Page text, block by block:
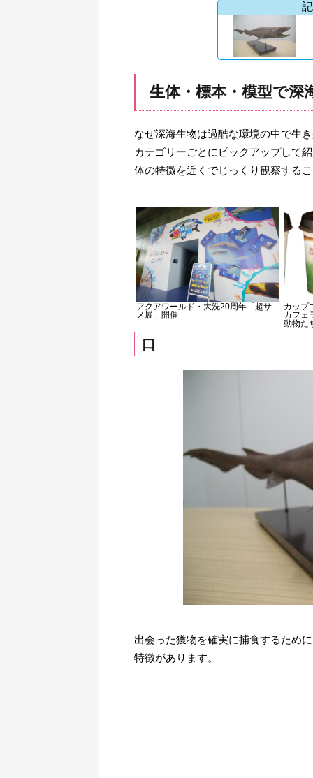
生体・標本・模型で深
なぜ深海生物は過酷な環境の中で生
カテゴリーごとにピックアップして
体の特徴を近くでじっくり観察する
アクアワールド・大洗20周年「超サ
メ展」開催
カップ
カフェ
動物た
口
出会った獲物を確実に捕食するため
特徴があります。